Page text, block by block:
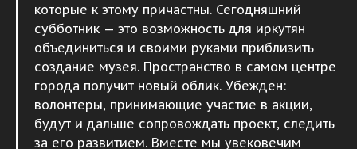
которые к этому причастны. Сегодняшний
субботник — это возможность для иркутян
объединиться и своими руками приблизить
создание музея. Пространство в самом центре
города получит новый облик. Убежден:
волонтеры, принимающие участие в акции,
будут и дальше сопровождать проект, следить
за его развитием. Вместе мы увековечим